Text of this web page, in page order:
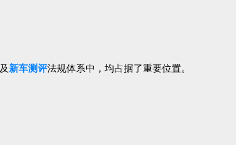
及 新车测评法规体系中，均占据了重要位置。